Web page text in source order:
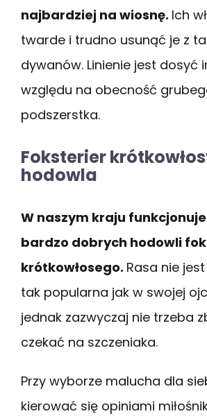
najbardziej na wiosnę. Ich
twarde i trudno usunąć je z
dywanów. Linienie jest dosyć
względu na obecność
podszerstka.
Foksterier
hodowla
W naszym kraju
bardzo dobrych hodowli
krótkowłosego. Rasa nie
tak popularna jak w swojej
jednak zazwyczaj nie trzeba
czekać na szczeniaka.
Przy wyborze malucha dla
kierować się opiniami